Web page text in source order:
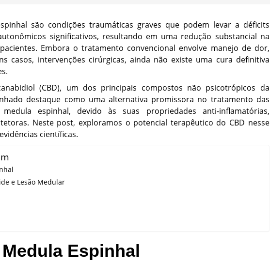
são condições traumáticas graves que podem levar a déficits
significativos, resultando em uma redução substancial na
Embora o tratamento convencional envolve manejo de dor,
casos, intervenções cirúrgicas, ainda não existe uma cura definitiva
(CBD), um dos principais compostos não psicotrópicos da
destaque como uma alternativa promissora no tratamento das
espinhal, devido às suas propriedades anti-inflamatórias,
Neste post, exploramos o potencial terapêutico do CBD nesse
científicas.
e Lesão Medular
Espinhal